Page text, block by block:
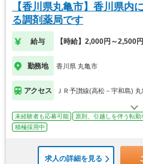
【香川県丸亀市】香川県内
る調剤薬局です
給与 【時給】2,000円～2,500円
勤務地 香川県 丸亀市
アクセス ＪＲ予讃線(高松－宇和島) 丸
未経験者も応募可能 原則、引越しを伴う転勤
積極採用中
求人の詳細を見る